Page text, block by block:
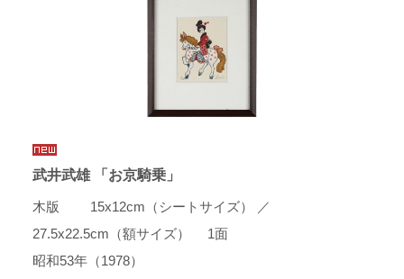
武井武雄 「お京騎乗」
木版 15x12cm（シートサイズ） ／
27.5x22.5cm（額サイズ） 1面
昭和53年（1978）